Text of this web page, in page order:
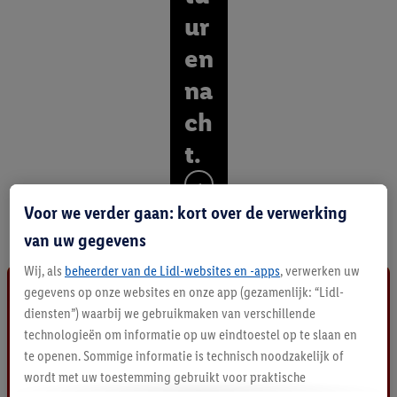
ur
en
na
ch
t.
O
n
t
k
a
l
p
r
Voor we verder gaan: kort over de verwerking
van uw gegevens
Wij, als beheerder van de Lidl-websites en -apps, verwerken uw
gegevens op onze websites en onze app (gezamenlijk: “Lidl-
diensten”) waarbij we gebruikmaken van verschillende
technologieën om informatie op uw eindtoestel op te slaan en
te openen. Sommige informatie is technisch noodzakelijk of
wordt met uw toestemming gebruikt voor praktische